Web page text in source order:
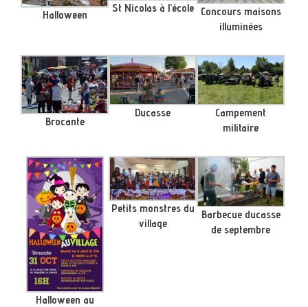
Halloween
St Nicolas à l’école
Concours maisons
illuminées
Brocante
Ducasse
Campement
militaire
Halloween au
Petits monstres du
village
Barbecue ducasse
de septembre